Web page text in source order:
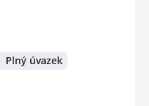
Plný úvazek